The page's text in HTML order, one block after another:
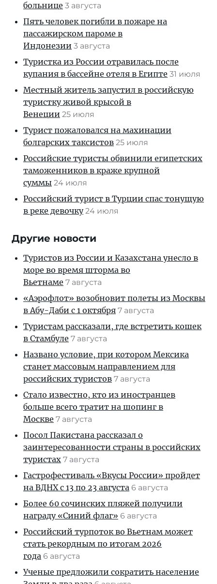
больнице 3 августа
Пять человек погибли в пожаре на
пассажирском пароме в
Индонезии 3 августа
Туристка из России отравилась после
купания в бассейне отеля в Египте 31 июля
Местный житель запустил в российскую
туристку живой крысой в
Венеции 25 июля
Турист пожаловался на махинации
болгарских таксистов 25 июля
Российские туристы обвинили египетских
таможенников в краже крупной
суммы 24 июля
Российский турист в Турции спас тонущую
в реке девочку 24 июля
Другие новости
Туристов из России и Казахстана унесло в
море во время шторма во
Вьетнаме 7 августа
«Аэрофлот» возобновит полеты из Москвы
в Абу-Даби с 1 октября 7 августа
Туристам рассказали, где встретить кошек
в Стамбуле 7 августа
Названо условие, при котором Мексика
станет массовым направлением для
российских туристов 7 августа
Стало известно, кто из иностранцев
больше всего тратит на шопинг в
Москве 7 августа
Посол Пакистана рассказал о
заинтересованности страны в российских
туристах 7 августа
Гастрофестиваль «Вкусы России» пройдет
на ВДНХ с 13 по 23 августа 6 августа
Более 60 сочинских пляжей получили
награду «Синий флаг» 6 августа
Российский турпоток во Вьетнам может
стать рекордным по итогам 2026
года 6 августа
Ученые предложили сократить население